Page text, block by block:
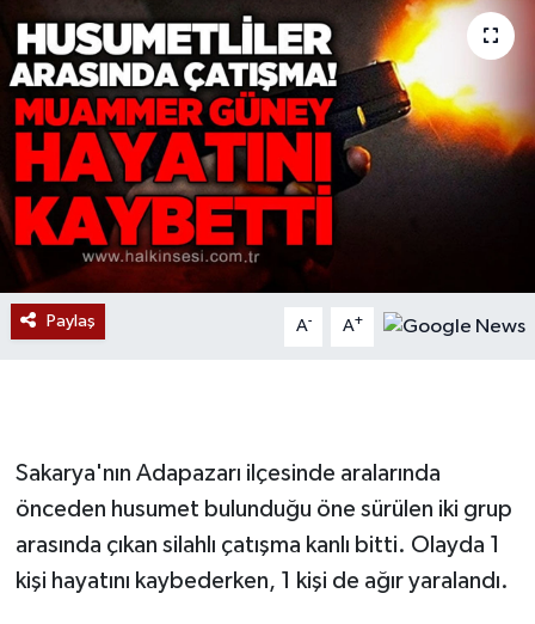
Paylaş A- A+
Sakarya'nın Adapazarı ilçesinde aralarında
önceden husumet bulunduğu öne sürülen iki grup
arasında çıkan silahlı çatışma kanlı bitti. Olayda 1
kişi hayatını kaybederken, 1 kişi de ağır yaralandı.
ÇEVRE
BİLİM VE TEKNOLOJİ
DUNYA
Düzce
Eğitim
Ekonomi
Gökçebey
GÜNDEM
İş ilanı